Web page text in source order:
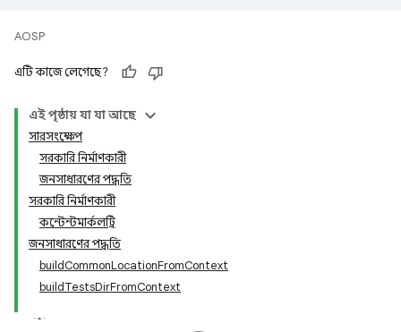
AOSP
এটি কাজে লেগেছে?
এই পৃষ্ঠায় যা যা আছে
সারসংক্ষেপ
সরকারি নির্মাণকারী
জনসাধারণের পদ্ধতি
সরকারি নির্মাণকারী
কন্টেন্টমার্কলট্রি
জনসাধারণের পদ্ধতি
buildCommonLocationFromContext
buildTestsDirFromContext